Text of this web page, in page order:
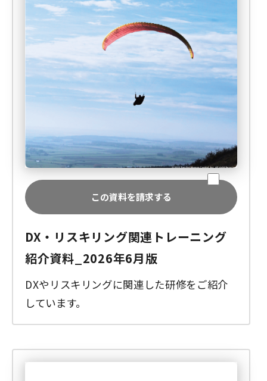
この資料を請求する
DX・リスキリング関連トレーニング
紹介資料_2026年6月版
DXやリスキリングに関連した研修をご紹介
しています。